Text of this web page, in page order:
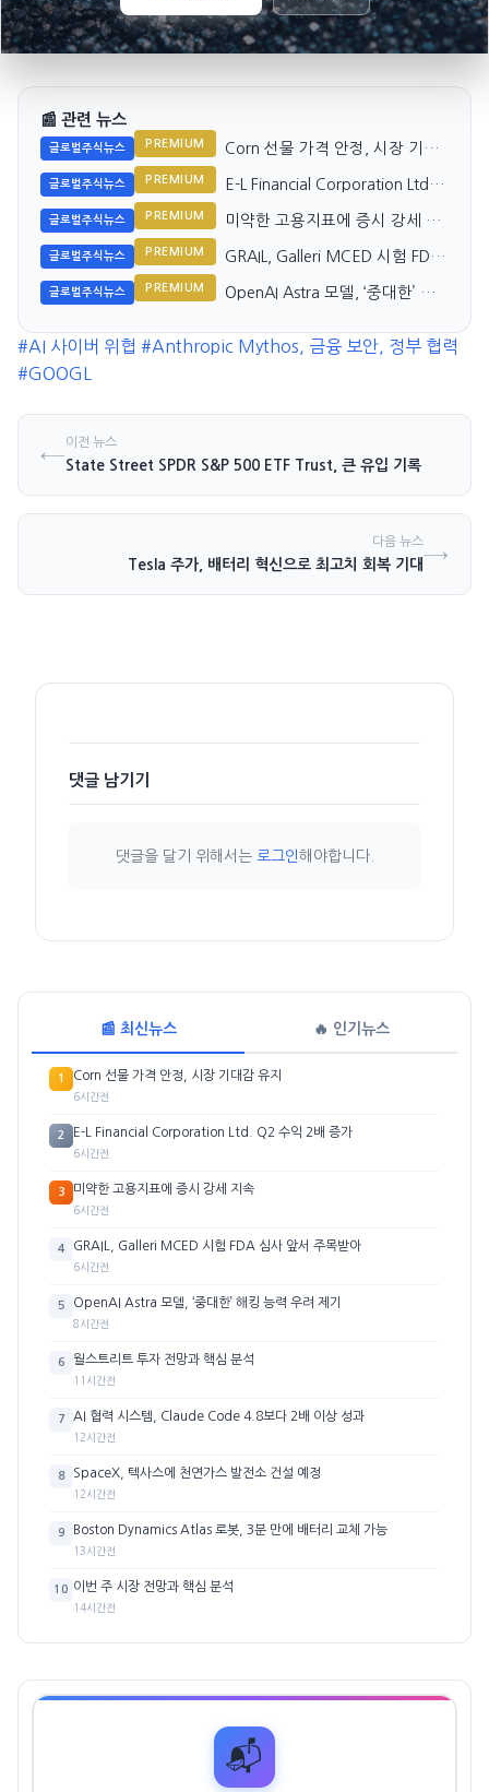
📰 관련 뉴스
글로벌주식뉴스 PREMIUM
Corn 선물 가격 안정, 시장 기대
글로벌주식뉴스 PREMIUM
E-L Financial Corporation Ltd.
글로벌주식뉴스 PREMIUM
미약한 고용지표에 증시 강세 지
글로벌주식뉴스 PREMIUM
GRAIL, Galleri MCED 시험 FDA
글로벌주식뉴스 PREMIUM
OpenAI Astra 모델, ‘중대한’ 해
#AI 사이버 위협 #Anthropic Mythos, 금융 보안, 정부 협력
#GOOGL
←이전 뉴스
State Street SPDR S&P 500 ETF Trust, 큰 유입 기록
다음 뉴스
Tesla 주가, 배터리 혁신으로 최고치 회복 기대→
댓글 남기기
댓글을 달기 위해서는 로그인해야합니다.
📰 최신뉴스 🔥 인기뉴스
1 Corn 선물 가격 안정, 시장 기대감 유지
6시간전
2 E-L Financial Corporation Ltd. Q2 수익 2배 증가
6시간전
3 미약한 고용지표에 증시 강세 지속
6시간전
4 GRAIL, Galleri MCED 시험 FDA 심사 앞서 주목받아
6시간전
5 OpenAI Astra 모델, ‘중대한’ 해킹 능력 우려 제기
8시간전
6 월스트리트 투자 전망과 핵심 분석
11시간전
7 AI 협력 시스템, Claude Code 4.8보다 2배 이상 성과
12시간전
8 SpaceX, 텍사스에 천연가스 발전소 건설 예정
12시간전
9 Boston Dynamics Atlas 로봇, 3분 만에 배터리 교체 가능
13시간전
10 이번 주 시장 전망과 핵심 분석
14시간전
📬